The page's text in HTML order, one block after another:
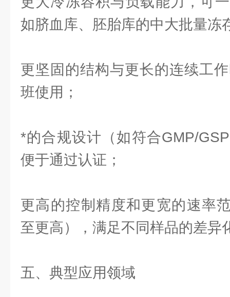
如脐血库、胚胎库的中大批量冻
更坚固的结构与更长的连续工
班使用；
*的合规设计（如符合GMP/
便于通过认证；
更高的控制精度和更宽的速率
至更高），满足不同样品的差异
五、典型应用领域